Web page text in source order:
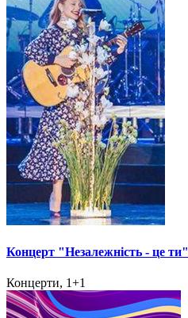
Концерт "Незалежність - це ти"
Концерти, 1+1